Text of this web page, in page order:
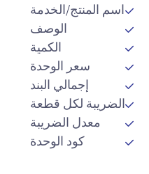
اسم المنتج/الخدمة
الوصف
الكمية
سعر الوحدة
إجمالي البند
الضريبة لكل قطعة
معدل الضريبة
كود الوحدة